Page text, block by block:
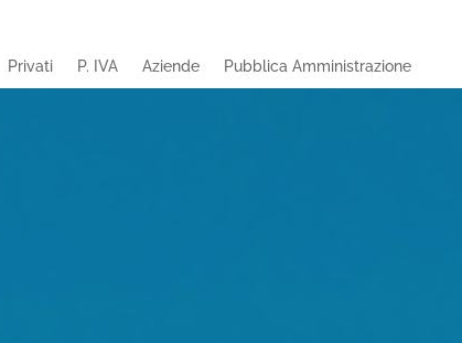
Privati P. IVA Aziende Pubblica Amministrazione